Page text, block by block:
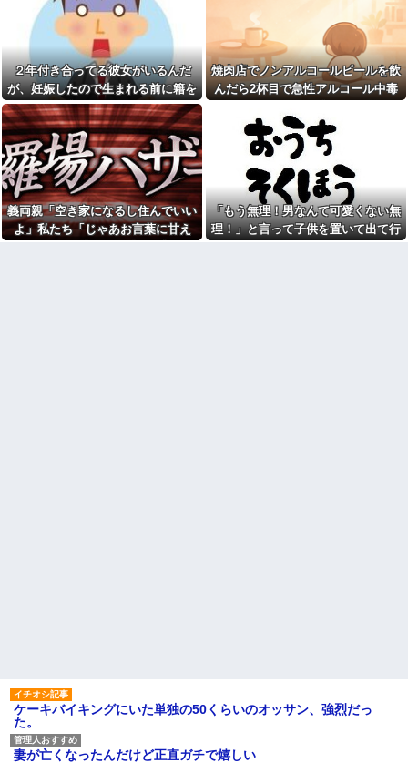
彼女「他の男性に誘われちゃ
った」俺「それ言って何がした
いの？」→何度も試されるたび
気持ちが冷めていって…
【後編】俺の娘の結婚が破談
に。だが彼氏は「2000万の土
地」を購入。こじれた二人は想
像以上の修羅場に
NTTから見に覚えのない請求
書がきた。無視しようと思って
いたら、とんでもない事実が判
明して…
【悲報】Z世代「なんでセルフ
レジなのに自分で商品通さない
といけないんだ」
祭りって謎だよな、誰が神輿
担いでるの？屋台出店してる奴
タ
後続車にクラクションを鳴ら
され彼氏が逆切れ。「何クラク
ション鳴らしてんだ！降りてこ
いよ！」と怒鳴りだし...
静岡の子がマッハでドア開け
に行った
彼女と同棲初めたら家に物が5
倍くらい増えてストレスヤバ
い。3LDKで余裕だろと思ってた
けど全部埋めやがった
【悲報】警察に射殺された包
丁男、直前に母を亡くし精神的
ショックを受けていたと判明
里帰り出産した嫁が実家から
帰ってこないので離婚要求。す
ると義父がブチギレた
旦那の同僚女が旦那の元カ
ノ。なのにしょっちゅうペアで
仕事してて遅くまで残業したり
二人で出張に行ったり。なんで
２年付き合ってる彼女がいるんだ
が、妊娠したので生まれる前に籍を
入れたいと言われた。俺は種がほぼ
無いはずなのに...
焼肉店でノンアルコールビールを飲
んだら2杯目で急性アルコール中毒
き込む騒ぎに…
義両親「空き家になるし住んでいい
よ」私たち「じゃあお言葉に甘え
「もう無理！男なんて可愛くない無
理！」と言って子供を置いて出て行
ケーキバイキングにいた単独の50くらいのオッサン、強烈だっ
た。
妻が亡くなったんだけど正直ガチで嬉しい